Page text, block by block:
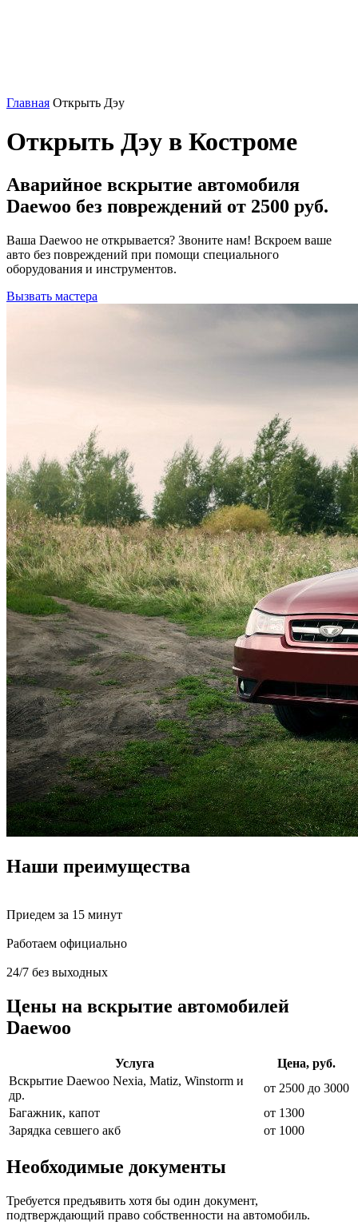
Главная Открыть Дэу
Открыть Дэу в Костроме
Аварийное вскрытие автомобиля
Daewoo без повреждений от 2500 руб.
Ваша Daewoo не открывается? Звоните нам! Вскроем ваше
авто без повреждений при помощи специального
оборудования и инструментов.
Вызвать мастера
Наши преимущества
Приедем за 15 минут
Работаем официально
24/7 без выходных
Цены на вскрытие автомобилей
Daewoo
Услуга
Цена, руб.
Вскрытие Daewoo Nexia, Matiz, Winstorm и
др.
от 2500 до 3000
Багажник, капот
от 1300
Зарядка севшего акб
от 1000
Необходимые документы
Требуется предъявить хотя бы один документ,
подтверждающий право собственности на автомобиль.